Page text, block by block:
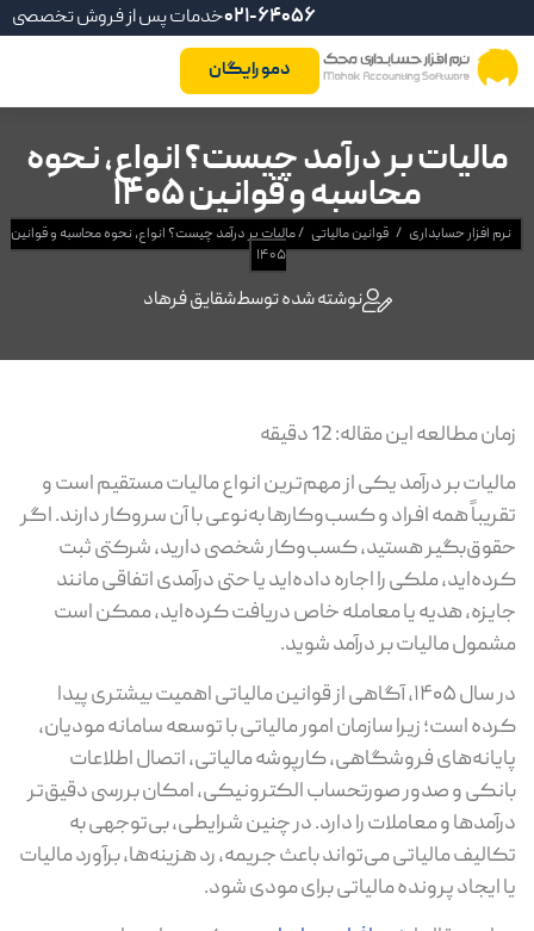
خدمات پس از فروش تخصصی021-64056
دمو رایگان
بر درآمد چیست؟ انواع، نحوه
محاسبه و قوانین ۱۴۰۵
افزار حسابداری / قوانین مالیاتی /مالیات بر درآمد چیست؟ انواع، نحوه محاسبه و قوانین
۱۴۰۵
نوشته شده توسطشقایق فرهاد
مطالعه این مقاله:12دقیقه
بر درآمد یکی از مهم‌ترین انواع مالیات مستقیم است و
همه افراد و کسب‌وکارها به‌نوعی با آن سروکار دارند. اگر
هستید، کسب‌وکار شخصی دارید، شرکتی ثبت
ملکی را اجاره داده‌اید یا حتی درآمدی اتفاقی مانند
هدیه یا معامله خاص دریافت کرده‌اید، ممکن است
مالیات بر درآمد شوید.
در سال ۱۴۰۵، آگاهی از قوانین مالیاتی اهمیت بیشتری پیدا
است؛ زیرا سازمان امور مالیاتی با توسعه سامانه مودیان،
فروشگاهی، کارپوشه مالیاتی، اتصال اطلاعات
و صدور صورتحساب الکترونیکی، امکان بررسی دقیق‌تر
و معاملات را دارد. در چنین شرایطی، بی‌توجهی به
مالیاتی می‌تواند باعث جریمه، رد هزینه‌ها، برآورد مالیات
ایجاد پرونده مالیاتی برای مودی شود.